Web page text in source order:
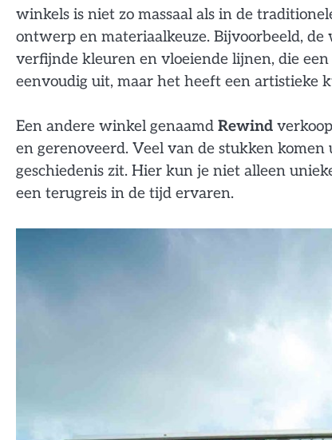
winkels is niet zo massaal als in de
ontwerp en materiaalkeuze. Bijvoorbeeld, de
verfijnde kleuren en vloeiende lijnen, die
eenvoudig uit, maar het heeft een artistieke
Een andere winkel genaamd Rewind
en gerenoveerd. Veel van de stukken
geschiedenis zit. Hier kun je niet alleen
een terugreis in de tijd ervaren.